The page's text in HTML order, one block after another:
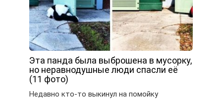
Эта панда была выброшена в мусорку,
но неравнодушные люди спасли её
(11 фото)
Недавно кто-то выкинул на помойку